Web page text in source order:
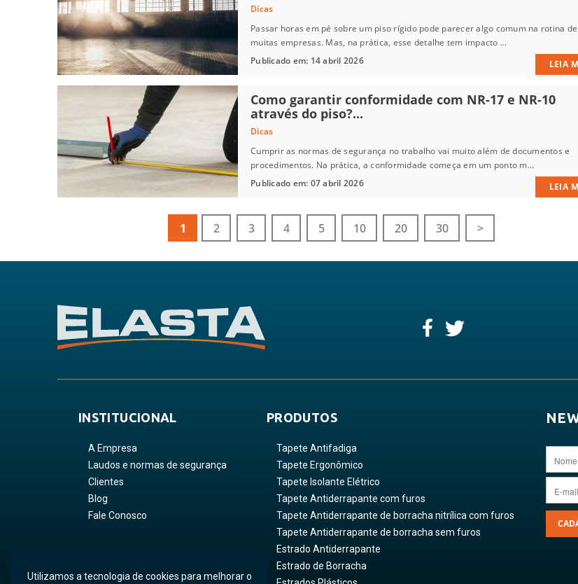
Dicas
Passar horas em pé sobre um piso rígido pode parecer algo comum na rotina de
muitas empresas. Mas, na prática, esse detalhe tem impacto ...
Publicado em: 14 abril 2026
LEIA
Como garantir conformidade com NR-17 e NR-10
através do piso?...
Dicas
Cumprir as normas de segurança no trabalho vai muito além de documentos e
procedimentos. Na prática, a conformidade começa em um ponto m...
Publicado em: 07 abril 2026
LEIA
1 2 3 4 5 10 20 30 >
INSTITUCIONAL
A Empresa
Laudos e normas de segurança
Clientes
Blog
Fale Conosco
PRODUTOS
Tapete Antifadiga
Tapete Ergonômico
Tapete Isolante Elétrico
Tapete Antiderrapante com furos
Tapete Antiderrapante de borracha nitrílica com furos
Tapete Antiderrapante de borracha sem furos
Estrado Antiderrapante
Estrado de Borracha
Utilizamos a tecnologia de cookies para melhorar o